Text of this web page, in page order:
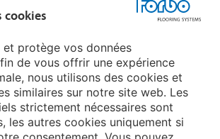
cookies
et protège vos données
de vous offrir une expérience
nous utilisons des cookies et
similaires sur notre site web. Les
strictement nécessaires sont
les autres cookies uniquement si